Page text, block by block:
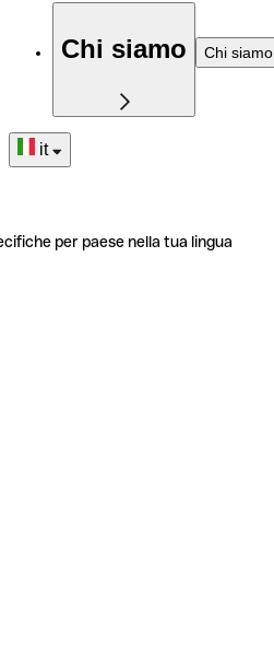
Chi siamo Chi siamo
it
per paese nella tua lingua